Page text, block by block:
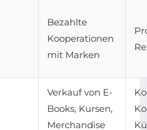
Bezahlte
Kooperationen
mit Marken
Verkauf von E-
Books, Kursen,
Merchandise